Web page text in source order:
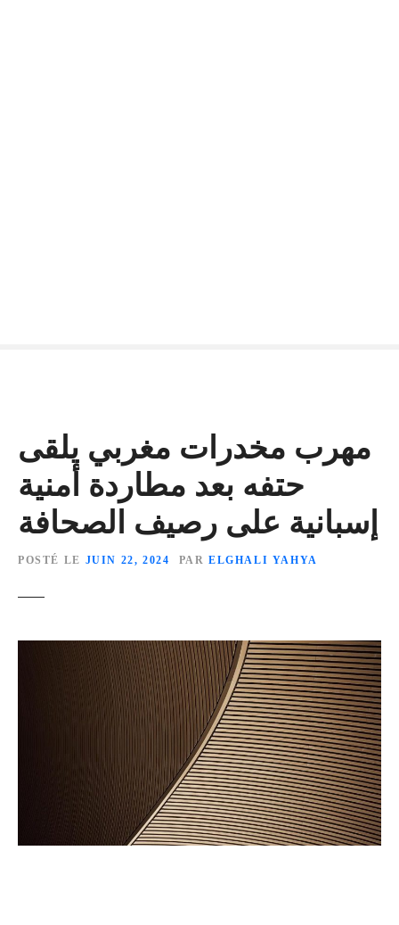
مهرب مخدرات مغربي يلقى
حتفه بعد مطاردة أمنية
إسبانية على رصيف الصحافة
POSTÉ LE JUIN 22, 2024 PAR ELGHALI YAHYA